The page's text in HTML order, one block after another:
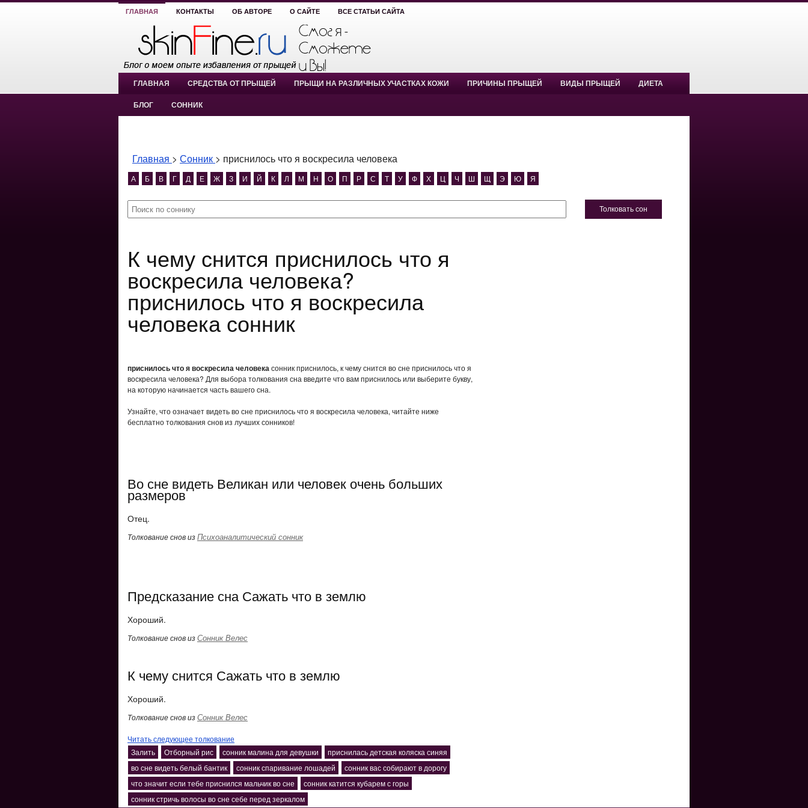
ГЛАВНАЯ КОНТАКТЫ ОБ АВТОРЕ О САЙТЕ ВСЕ СТАТЬИ САЙТА
ГЛАВНАЯ СРЕДСТВА ОТ ПРЫЩЕЙ ПРЫЩИ НА РАЗЛИЧНЫХ УЧАСТКАХ КОЖИ ПРИЧИНЫ ПРЫЩЕЙ ВИДЫ ПРЫЩЕЙ ДИЕТА
БЛОГ СОННИК
Главная > Сонник > приснилось что я воскресила человека
А Б В Г Д Е Ж З И Й К Л М Н О П Р С Т У Ф Х Ц Ч Ш Щ Э Ю Я
Толковать сон
К чему снится приснилось что я
воскресила человека?
приснилось что я воскресила
человека сонник
приснилось что я воскресила человекасонник приснилось, к чему снится во сне приснилось что я
воскресила человека? Для выбора толкования сна введите что вам приснилось или выберите букву,
на которую начинается часть вашего сна.
Узнайте, что означает видеть во сне приснилось что я воскресила человека, читайте ниже
бесплатно толкования снов из лучших сонников!
Во сне видеть Великан или человек очень больших
размеров
Отец.
Толкование снов изПсихоаналитический сонник
Предсказание сна Сажать что в землю
Хороший.
Толкование снов изСонник Велес
К чему снится Сажать что в землю
Хороший.
Толкование снов изСонник Велес
Читать следующее толкование
Залить
Отборный рис сонник малина для девушки
приснилась детская коляска синяя
во сне видеть белый бантик
сонник спаривание лошадей
сонник вас собирают в дорогу
что значит если тебе приснился мальчик во сне
сонник катится кубарем с горы
сонник стричь волосы во сне себе перед зеркалом